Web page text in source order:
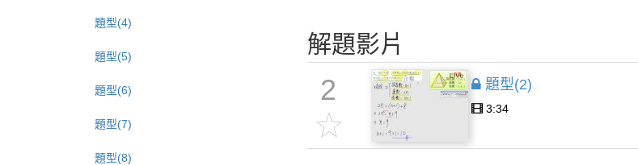
解題影片
2 題型(2)
3:34
題型(4)
題型(5)
題型(6)
題型(7)
題型(8)